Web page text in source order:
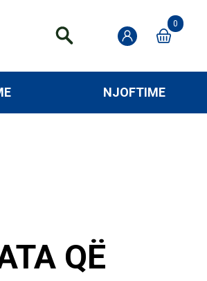
0
NJOFTIME
QË